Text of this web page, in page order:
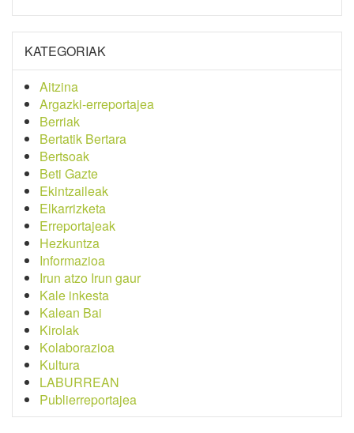
KATEGORIAK
Aitzina
Argazki-erreportajea
Berriak
Bertatik Bertara
Bertsoak
Beti Gazte
Ekintzaileak
Elkarrizketa
Erreportajeak
Hezkuntza
Informazioa
Irun atzo Irun gaur
Kale inkesta
Kalean Bai
Kirolak
Kolaborazioa
Kultura
LABURREAN
Publierreportajea